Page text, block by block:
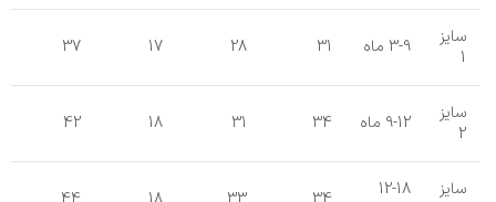
سایز
1
3-9 ماه 31
28
17
37
سایز
2
9-12 ماه 34
31
18
42
سایز
12-18